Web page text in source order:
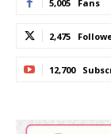
5,005 Fans
2,475
12,700